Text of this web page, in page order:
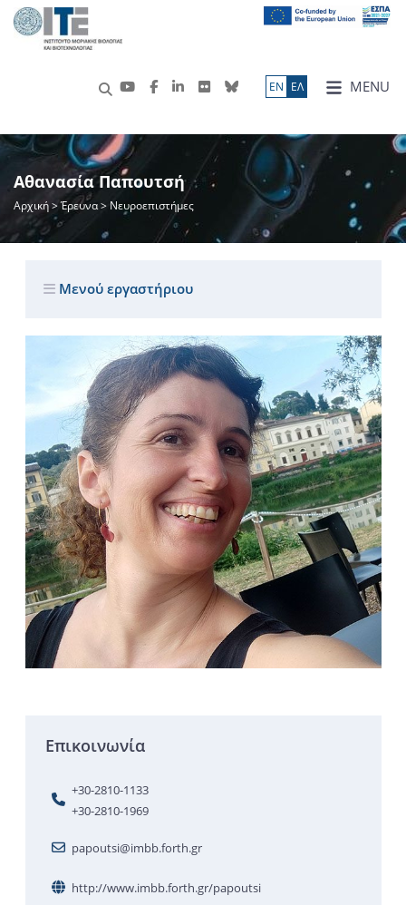
MENU
ΕN ΕΛ
Αθανασία Παπουτσή
Αρχική>Έρευνα> Νευροεπιστήμες
Μενού εργαστήριου
Επικοινωνία
+30-2810-1133
+30-2810-1969
papoutsi@imbb.forth.gr
http://www.imbb.forth.gr/papoutsi